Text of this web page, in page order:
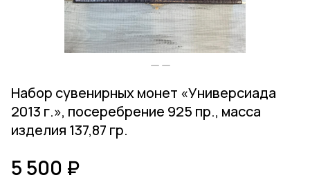
Набор сувенирных монет «Универсиада
2013 г.», посеребрение 925 пр., масса
изделия 137,87 гр.
5 500 ₽